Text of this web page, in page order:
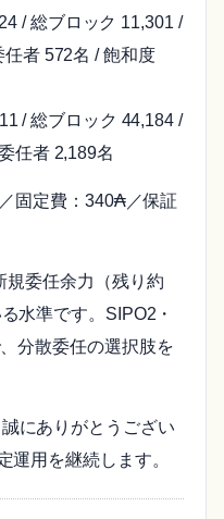
/ 総ブロック 11,301 /
者 572名 / 飽和度
/ 総ブロック 44,184 /
任者 2,189名
固定費：340₳／保証
規委任余力（残り約
水準です。SIPO2・
分散委任の選択肢を
にありがとうござい
運用を継続します。